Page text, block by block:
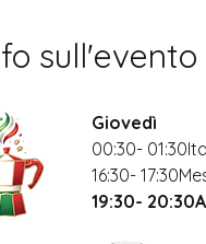
sull'evento
Giovedì
00:30-
16:30-
19:30-